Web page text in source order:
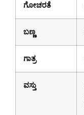
ಗೋಚರತೆ
ಬಣ್ಣ
ಗಾತ್ರ
ವಸ್ತು